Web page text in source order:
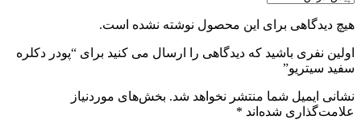
هیچ دیدگاهی برای این محصول نوشته نشده است.
اولین نفری باشید که دیدگاهی را ارسال می کنید برای “پودر دکلره
سفید سیتریو”
نشانی ایمیل شما منتشر نخواهد شد. بخش‌های موردنیاز
علامت‌گذاری شده‌اند *